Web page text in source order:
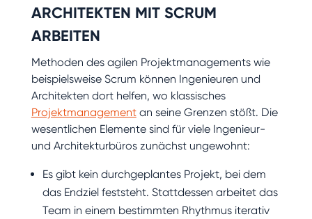
ARCHITEKTEN MIT SCRUM
ARBEITEN
Methoden des agilen Projektmanagements wie
beispielsweise Scrum können Ingenieuren und
Architekten dort helfen, wo klassisches
Projektmanagementan seine Grenzen stößt. Die
wesentlichen Elemente sind für viele Ingenieur-
und Architekturbüros zunächst ungewohnt:
Es gibt kein durchgeplantes Projekt, bei dem
das Endziel feststeht. Stattdessen arbeitet das
Team in einem bestimmten Rhythmus iterativ